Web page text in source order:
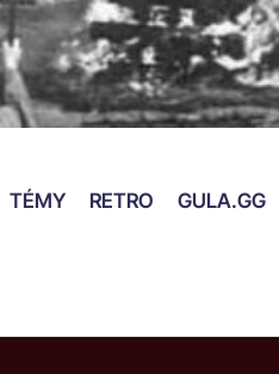
TÉMY RETRO GULA.GG